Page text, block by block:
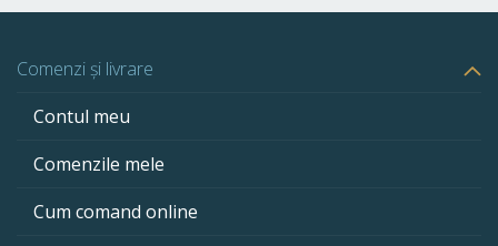
Comenzi și livrare
Contul meu
Comenzile mele
Cum comand online